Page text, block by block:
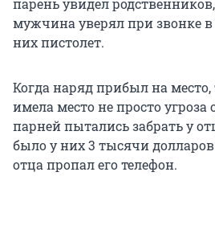
парень увидел
мужчина уверял при звонке в
них пистолет.
Когда наряд прибыл на
имела место не просто
парней пытались забрать у
было у них 3 тысячи
отца пропал его телефон.